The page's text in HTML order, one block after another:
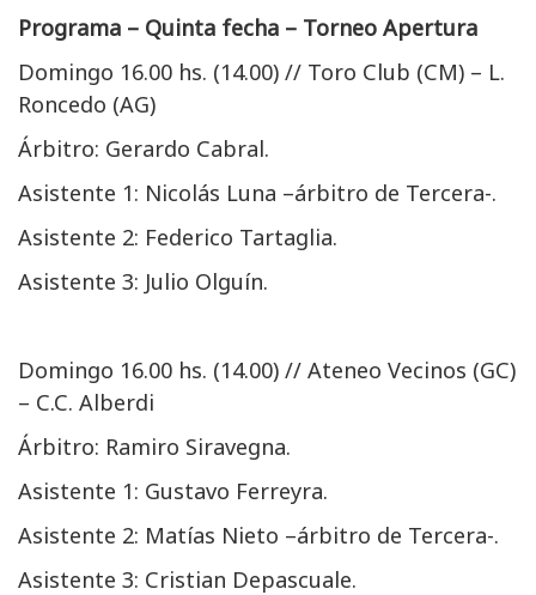
Programa – Quinta fecha – Torneo Apertura
Domingo 16.00 hs. (14.00) // Toro Club (CM) – L.
Roncedo (AG)
Árbitro: Gerardo Cabral.
Asistente 1: Nicolás Luna –árbitro de Tercera-.
Asistente 2: Federico Tartaglia.
Asistente 3: Julio Olguín.
Domingo 16.00 hs. (14.00) // Ateneo Vecinos (GC)
– C.C. Alberdi
Árbitro: Ramiro Siravegna.
Asistente 1: Gustavo Ferreyra.
Asistente 2: Matías Nieto –árbitro de Tercera-.
Asistente 3: Cristian Depascuale.